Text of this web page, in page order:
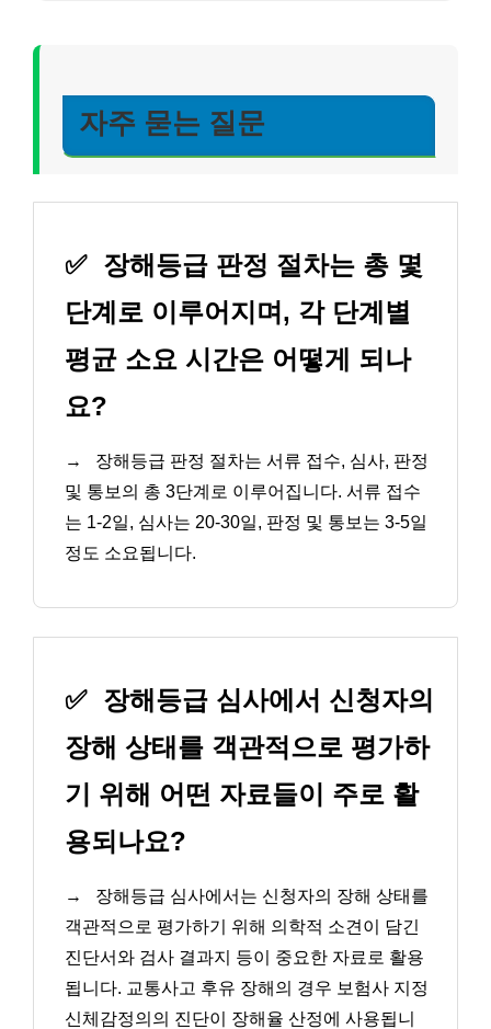
자주 묻는 질문
✅ 장해등급 판정 절차는 총 몇
단계로 이루어지며, 각 단계별
평균 소요 시간은 어떻게 되나
요?
→
장해등급 판정 절차는 서류 접수, 심사, 판정
및 통보의 총 3단계로 이루어집니다. 서류 접수
는 1-2일, 심사는 20-30일, 판정 및 통보는 3-5일
정도 소요됩니다.
✅ 장해등급 심사에서 신청자의
장해 상태를 객관적으로 평가하
기 위해 어떤 자료들이 주로 활
용되나요?
→
장해등급 심사에서는 신청자의 장해 상태를
객관적으로 평가하기 위해 의학적 소견이 담긴
진단서와 검사 결과지 등이 중요한 자료로 활용
됩니다. 교통사고 후유 장해의 경우 보험사 지정
신체감정의의 진단이 장해율 산정에 사용됩니